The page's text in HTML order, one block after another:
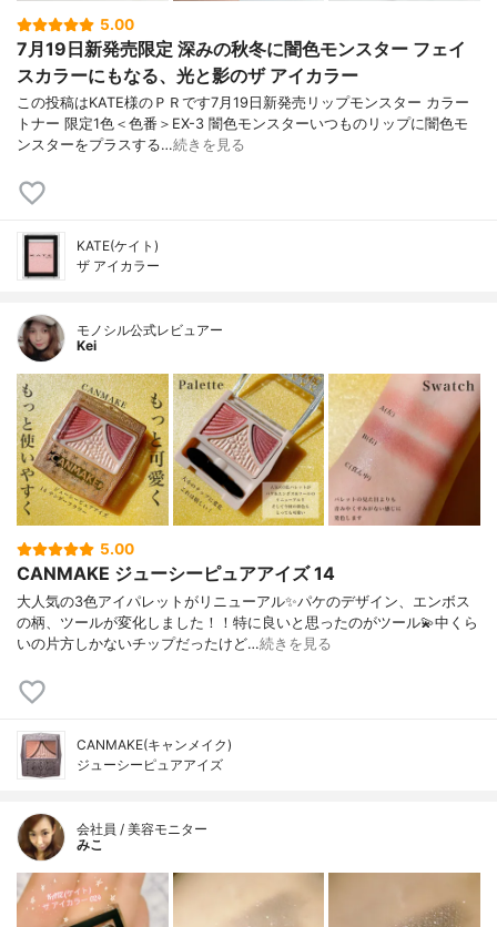
5.00
7月19日新発売限定 深みの秋冬に闇色モンスター フェイ
スカラーにもなる、光と影のザ アイカラー
この投稿はKATE様のＰＲです7月19日新発売リップモンスター カラー
トナー 限定1色＜色番＞EX-3 闇色モンスターいつものリップに闇色モ
ンスターをプラスする…続きを見る
KATE(ケイト)
ザ アイカラー
モノシル公式レビュアー
Kei
5.00
CANMAKE ジューシーピュアアイズ 14
大人気の3色アイパレットがリニューアル✨パケのデザイン、エンボス
の柄、ツールが変化しました！！特に良いと思ったのがツール💫中くら
いの片方しかないチップだったけど…続きを見る
CANMAKE(キャンメイク)
ジューシーピュアアイズ
会社員 / 美容モニター
みこ